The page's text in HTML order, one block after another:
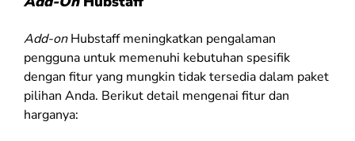
Add-onHubstaff meningkatkan pengalaman
pengguna untuk memenuhi kebutuhan spesifik
dengan fitur yang mungkin tidak tersedia dalam paket
pilihan Anda. Berikut detail mengenai fitur dan
harganya: